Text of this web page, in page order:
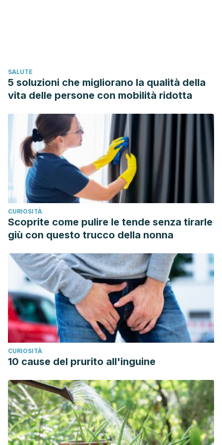
(Paeonia lactiflora Pall.) as an alternative source of
oleanolic and ursolic acids. Int J Mol Sci. 2011;12(1):655-667.
Published 2011 Jan 18. doi:10.3390/ijms12010655
Jiang H, Li J, Wang L, Wang S, Nie X, Chen Y, Fu Q, Jiang
M, Fu C, He Y. Total glucosides of paeony: A review of its
phytochemistry, role in autoimmune diseases, and
mechanisms of action. J Ethnopharmacol. 2020 Aug
10;258:112913. doi: 10.1016/j.jep.2020.112913. Epub 2020 May
1. PMID: 32371143.
Tu, J., Guo, Y., Hong, W., Fang, Y., Han, D., Zhang, P.,
Wang, X., Körner, H., & Wei, W. (2019). The Regulatory
Effects of Paeoniflorin and Its Derivative Paeoniflorin-6′-O-
Benzene Sulfonate CP-25 on Inflammation and Immune
Diseases. Frontiers in Pharmacology, 10.
https://doi.org/10.3389/fphar.2019.00057
Ye S, Mao B, Yang L, Fu W, Hou J. Thrombosis
recanalization by paeoniflorin through the upregulation of
urokinase‑type plasminogen activator via the MAPK
signaling pathway.Mol Med Rep
. 2016;13(6):4593-4598.
doi:10.3892/mmr.2016.5146
Kim, K., & Park, K.-I. (2019). A Review of Antiplatelet Activity
of Traditional Medicinal Herbs on Integrative Medicine
Studies. Evidence-Based Complementary and Alternative
Medicine, 2019, 1–18. https://doi.org/10.1155/2019/7125162
Yu JB, Zhao ZX, Peng R, et al. Gut Microbiota-Based
Pharmacokinetics and the Antidepressant Mechanism of
Paeoniflorin.Front Pharmacol. 2019;10:268. Published 2019
SALUTE
5 soluzioni che migliorano la qualità della
vita delle persone con mobilità ridotta
CURIOSITÀ
Scoprite come pulire le tende senza tirarle
giù con questo trucco della nonna
CURIOSITÀ
10 cause del prurito all'inguine